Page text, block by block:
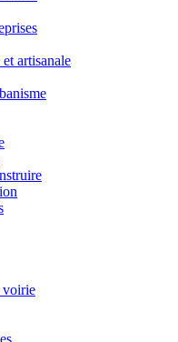
artisanale
voirie